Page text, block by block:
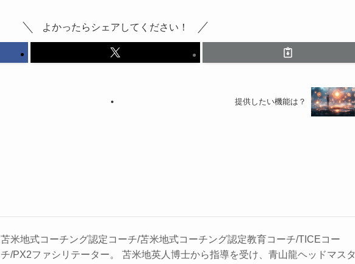
よかったらシェアしてください！
提供したい機能は？
苫米地式コーチング認定コーチ/苫米地式コーチング認定教育コーチ/TICEコー
チ/PX2ファシリテーター。 苫米地英人博士から指導を受け、青山龍ヘッドマスタ